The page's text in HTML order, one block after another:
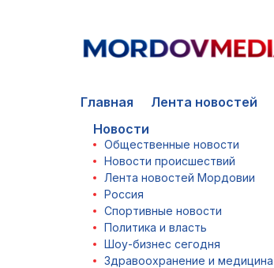
Главная Лента новостей
Новости
Общественные новости
Новости происшествий
Лента новостей Мордовии
Россия
Спортивные новости
Политика и власть
Шоу-бизнес сегодня
Здравоохранение и медицина